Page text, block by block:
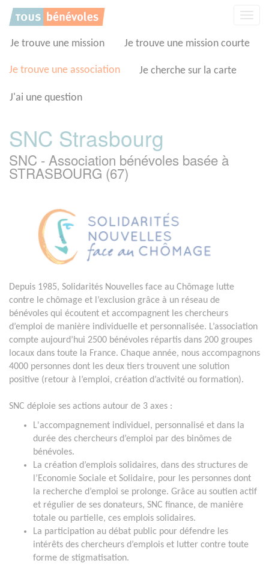
Je trouve une mission Je trouve une mission courte
Je trouve une association Je cherche sur la carte
J'ai une question
SNC Strasbourg
SNC - Association bénévoles basée à
STRASBOURG (67)
Depuis 1985, Solidarités Nouvelles face au Chômage lutte
contre le chômage et l’exclusion grâce à un réseau de
bénévoles qui écoutent et accompagnent les chercheurs
d’emploi de manière individuelle et personnalisée. L’association
compte aujourd’hui 2500 bénévoles répartis dans 200 groupes
locaux dans toute la France. Chaque année, nous accompagnons
4000 personnes dont les deux tiers trouvent une solution
positive (retour à l’emploi, création d’activité ou formation).
SNC déploie ses actions autour de 3 axes :
L'accompagnement individuel, personnalisé et dans la
durée des chercheurs d’emploi par des binômes de
bénévoles.
La création d’emplois solidaires, dans des structures de
l’Economie Sociale et Solidaire, pour les personnes dont
la recherche d’emploi se prolonge. Grâce au soutien actif
et régulier de ses donateurs, SNC finance, de manière
totale ou partielle, ces emplois solidaires.
La participation au débat public pour défendre les
intérêts des chercheurs d’emplois et lutter contre toute
forme de stigmatisation.
Panneau de gestion des cookies